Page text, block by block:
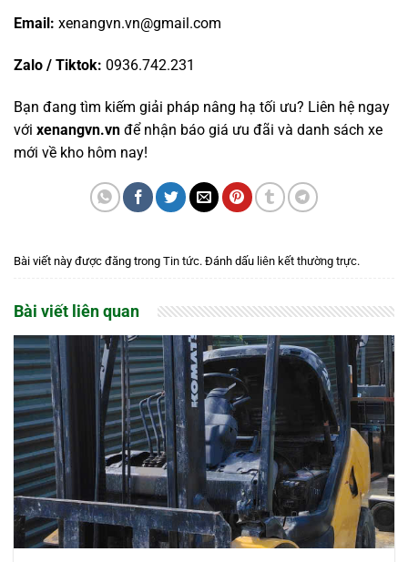
Email: xenangvn.vn@gmail.com
Zalo / Tiktok: 0936.742.231
Bạn đang tìm kiếm giải pháp nâng hạ tối ưu? Liên hệ ngay
với xenangvn.vn để nhận báo giá ưu đãi và danh sách xe
mới về kho hôm nay!
Bài viết này được đăng trong Tin tức. Đánh dấu liên kết thường trực.
Bài viết liên quan